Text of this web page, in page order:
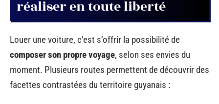
réaliser en toute liberté
Louer une voiture, c’est s’offrir la possibilité de
composer son propre voyage, selon ses envies du
moment. Plusieurs routes permettent de découvrir des
facettes contrastées du territoire guyanais :